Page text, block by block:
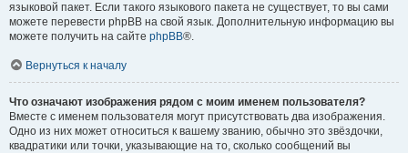
языковой пакет. Если такого языкового пакета не существует, то вы сами
можете перевести phpBB на свой язык. Дополнительную информацию вы
можете получить на сайте phpBB®.
Вернуться к началу
Что означают изображения рядом с моим именем пользователя?
Вместе с именем пользователя могут присутствовать два изображения.
Одно из них может относиться к вашему званию, обычно это звёздочки,
квадратики или точки, указывающие на то, сколько сообщений вы